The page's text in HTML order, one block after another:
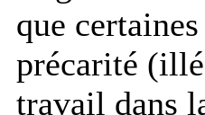
que
précarité
travail dans